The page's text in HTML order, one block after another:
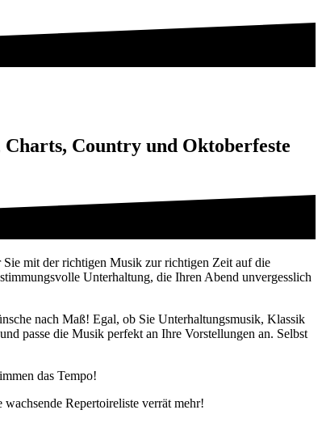
Country und Oktoberfeste
mit der richtigen Musik zur richtigen Zeit auf die
Unterhaltung, die Ihren Abend unvergesslich
nach Maß! Egal, ob Sie Unterhaltungsmusik, Klassik
passe die Musik perfekt an Ihre Vorstellungen an. Selbst
das Tempo!
Repertoireliste verrät mehr!